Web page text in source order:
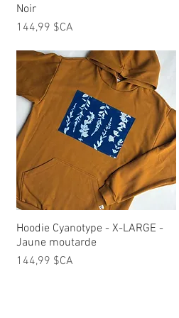
Noir
Prix
144,99 $CA
Aperçu rapide
Hoodie Cyanotype - X-LARGE -
Jaune moutarde
Prix
144,99 $CA